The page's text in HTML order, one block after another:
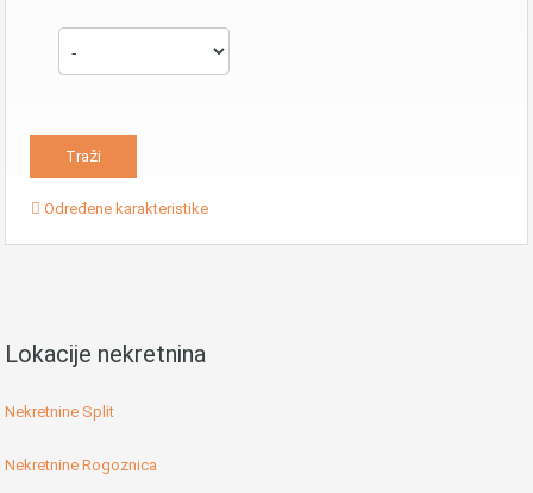
Određene karakteristike
Lokacije nekretnina
Nekretnine Split
Nekretnine Rogoznica